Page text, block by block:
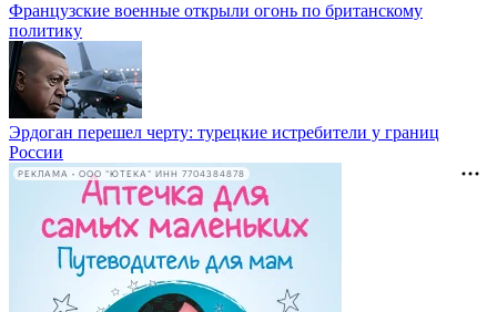
Французские военные открыли огонь по британскому
политику
Эрдоган перешел черту: турецкие истребители у границ
России
РЕКЛАМА • ООО "ЮТЕКА" ИНН 7704384878